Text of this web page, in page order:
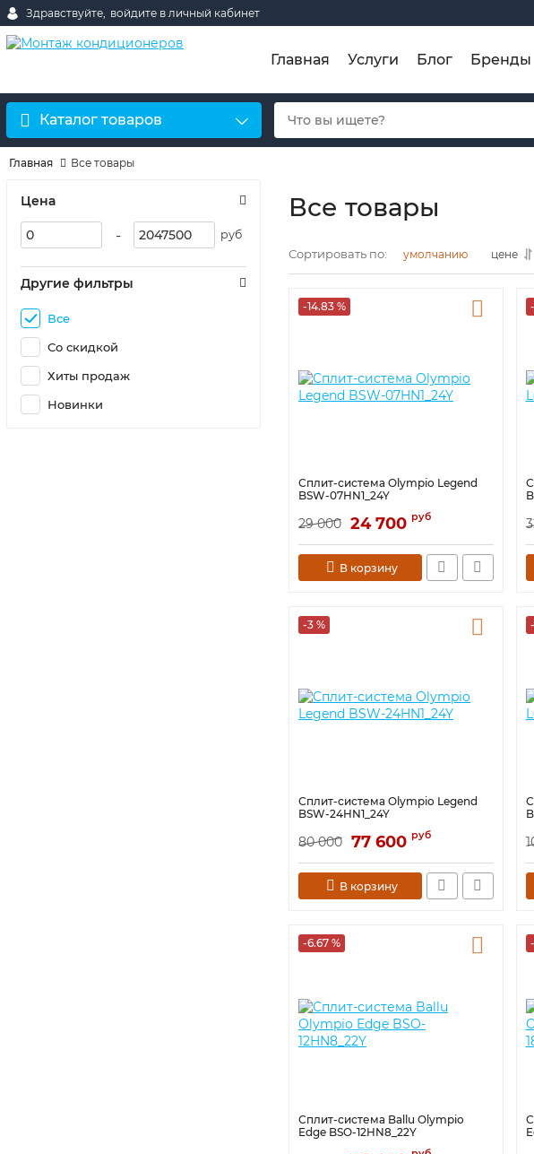
Здравствуйте, войдите в личный кабинет
Главная Услуги Блог Бренды
Каталог товаров
Главная Все товары
Цена
- руб
Другие фильтры
Все
Со скидкой
Хиты продаж
Новинки
Все товары
Сортировать по: умолчанию цене
-14.83 %
Сплит-система Olympio Legend
BSW-07HN1_24Y
29 000 24 700 руб
В корзину
-3 %
Сплит-система Olympio Legend
BSW-24HN1_24Y
80 000 77 600 руб
В корзину
-6.67 %
Сплит-система Ballu Olympio
Edge BSO-12HN8_22Y